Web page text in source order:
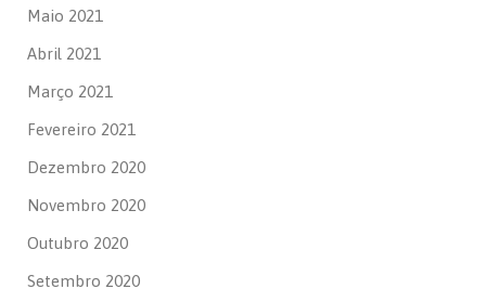
Maio 2021
Abril 2021
Março 2021
Fevereiro 2021
Dezembro 2020
Novembro 2020
Outubro 2020
Setembro 2020